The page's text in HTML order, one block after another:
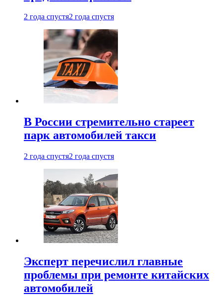
2 года спустя2 года спустя
В России стремительно стареет
парк автомобилей такси
2 года спустя2 года спустя
Эксперт перечислил главные
проблемы при ремонте китайских
автомобилей